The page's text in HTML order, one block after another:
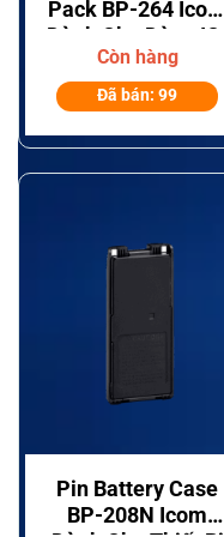
Pack BP-264 Icom
Dành Cho Dòng IC-
F
Còn hàng
Đã bán: 99
Pin Battery Case
BP-208N Icom